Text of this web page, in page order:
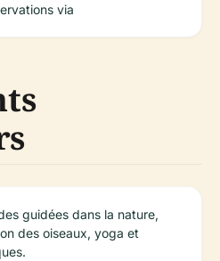
via
guidées dans la nature,
des oiseaux, yoga et